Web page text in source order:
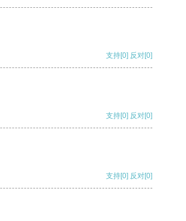
支持[0] 反对[0]
支持[0] 反对[0]
支持[0] 反对[0]